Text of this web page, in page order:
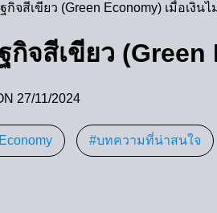
ฐกิจสีเขียว (Green Economy) เมื่อเ
ฐกิจสีเขียว
27/11/2024
บทความที่น่าสนใจ